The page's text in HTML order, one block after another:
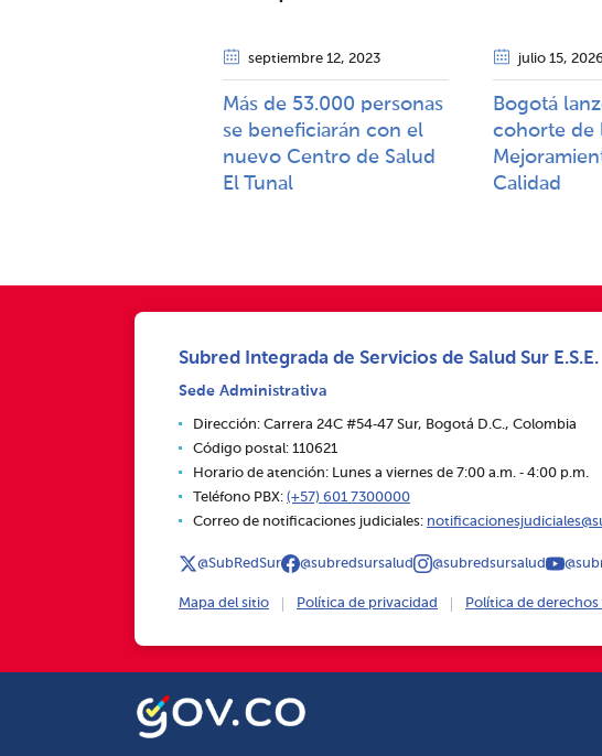
septiembre 12, 2023
Más de 53.000 personas
se beneficiarán con el
nuevo Centro de Salud
El Tunal
julio 15, 2026
Bogotá
cohorte de
Calidad​​
Subred Integrada de Servicios de Salud Sur E.S.E.
Sede Administrativa
Dirección: Carrera 24C #54‑47 Sur, Bogotá D.C., Colombia
Código postal: 110621
Horario de atención: Lunes a viernes de 7:00 a.m. ‑ 4:00 p.m.
Teléfono PBX: (+57) 601 7300000
Correo de notificaciones judiciales:
@SubRedSur @subredsursalud @subredsursalud
Mapa del sitio Política de privacidad Política de